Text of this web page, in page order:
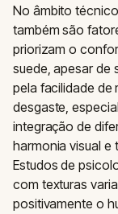
No âmbito
também são
priorizam o
suede, apesar de
pela facilidade de
desgaste,
integração de
harmonia visual e
Estudos de
com texturas
positivamente o